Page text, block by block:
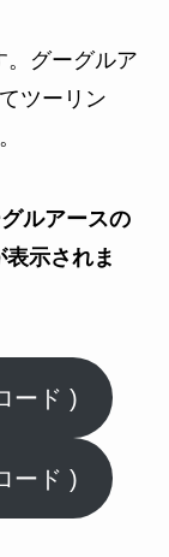
。グーグルア
ツーリン
ルアースの
示されま
ード )
ード )